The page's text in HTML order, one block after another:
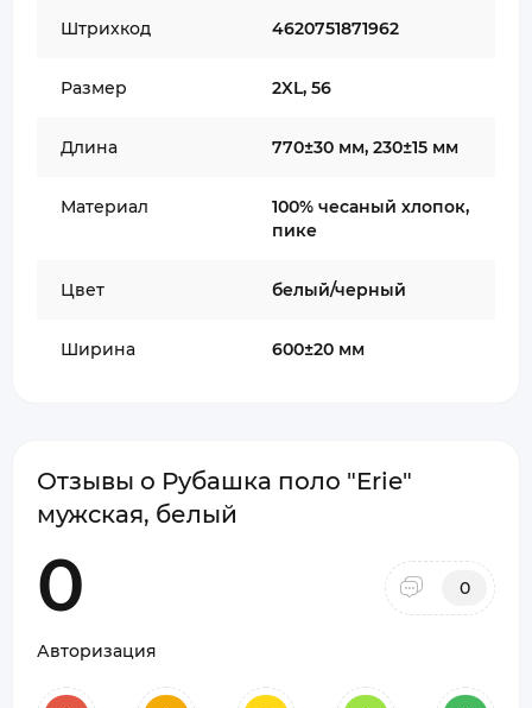
Штрихкод 4620751871962
Размер 2XL, 56
Длина 770±30 мм, 230±15 мм
Материал
100% чесаный хлопок,
пике
Цвет белый/черный
Ширина 600±20 мм
Отзывы о Рубашка поло "Erie"
мужская, белый
0 0
Авторизация